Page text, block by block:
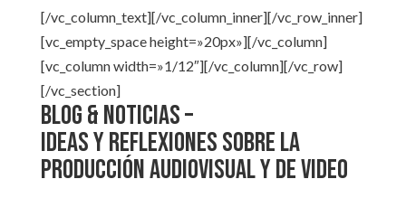
[/vc_column_text][/vc_column_inner][/vc_row_inner]
[vc_empty_space height=»20px»][/vc_column]
[vc_column width=»1/12″][/vc_column][/vc_row]
[/vc_section]
Blog & Noticias –
Ideas y reflexiones sobre la
producción Audiovisual y de Video